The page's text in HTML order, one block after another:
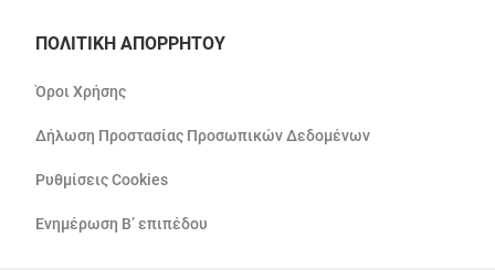
ΠΟΛΙΤΙΚΗ ΑΠΟΡΡΗΤΟΥ
Όροι Χρήσης
Δήλωση Προστασίας Προσωπικών Δεδομένων
Ρυθμίσεις Cookies
Ενημέρωση Β’ επιπέδου